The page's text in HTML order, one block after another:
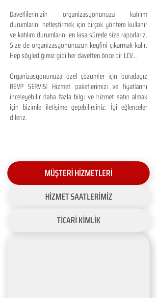
Davetlilerinizin organizasyonunuza katılım
durumlarını netleştirmek için birçok yöntem kullanır
ve katılım durumlarını en kısa sürede size raporlarız.
Size de organizasyonunuzun keyfini çıkarmak kalır.
Hep söylediğimiz gibi her davetten önce bir LCV...
Organizasyonunuza özel çözümler için buradayız
RSVP SERVİSİ Hizmet paketlerimizi ve fiyatlarını
inceleyebilir daha fazla bilgi ve hizmet satın almak
için bizimle iletişime geçebilirsiniz. İyi eğlenceler
dileriz.
MÜŞTERİ HİZMETLERİ
HİZMET SAATLERİMİZ
TİCARİ KİMLİK